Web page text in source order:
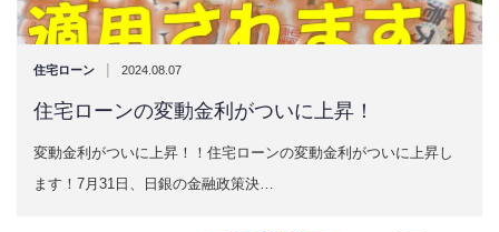
住宅ローン | 2024.08.07
住宅ローンの変動金利がついに上昇！
変動金利がついに上昇！！住宅ローンの変動金利がついに上昇し
ます！7月31日、日銀の金融政策決…